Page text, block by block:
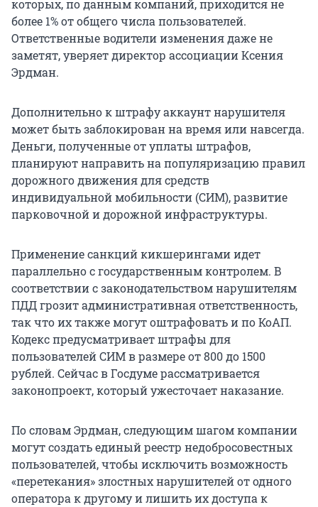
которых, по данным компаний, приходится не
более 1% от общего числа пользователей.
Ответственные водители изменения даже не
заметят, уверяет директор ассоциации Ксения
Эрдман.
Дополнительно к штрафу аккаунт нарушителя
может быть заблокирован на время или навсегда.
Деньги, полученные от уплаты штрафов,
планируют направить на популяризацию правил
дорожного движения для средств
индивидуальной мобильности (СИМ), развитие
парковочной и дорожной инфраструктуры.
Применение санкций кикшерингами идет
параллельно с государственным контролем. В
соответствии с законодательством нарушителям
ПДД грозит административная ответственность,
так что их также могут оштрафовать и по КоАП.
Кодекс предусматривает штрафы для
пользователей СИМ в размере от 800 до 1500
рублей. Сейчас в Госдуме рассматривается
законопроект, который ужесточает наказание.
По словам Эрдман, следующим шагом компании
могут создать единый реестр недобросовестных
пользователей, чтобы исключить возможность
«перетекания» злостных нарушителей от одного
оператора к другому и лишить их доступа к